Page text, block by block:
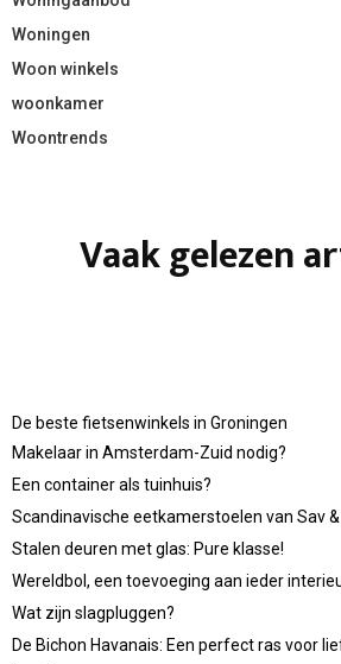
Woningen
Woon winkels
woonkamer
Woontrends
Vaak gelezen
De beste fietsenwinkels in Groningen
Makelaar in Amsterdam-Zuid nodig?
Een container als tuinhuis?
Scandinavische eetkamerstoelen van Sav
Stalen deuren met glas: Pure klasse!
Wereldbol, een toevoeging aan ieder
Wat zijn slagpluggen?
De Bichon Havanais: Een perfect ras voor